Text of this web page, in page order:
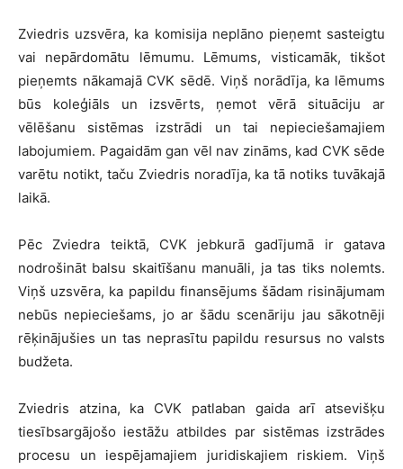
Zviedris uzsvēra, ka komisija neplāno pieņemt sasteigtu
vai nepārdomātu lēmumu. Lēmums, visticamāk, tikšot
pieņemts nākamajā CVK sēdē. Viņš norādīja, ka lēmums
būs koleģiāls un izsvērts, ņemot vērā situāciju ar
vēlēšanu sistēmas izstrādi un tai nepieciešamajiem
labojumiem. Pagaidām gan vēl nav zināms, kad CVK sēde
varētu notikt, taču Zviedris noradīja, ka tā notiks tuvākajā
laikā.
Pēc Zviedra teiktā, CVK jebkurā gadījumā ir gatava
nodrošināt balsu skaitīšanu manuāli, ja tas tiks nolemts.
Viņš uzsvēra, ka papildu finansējums šādam risinājumam
nebūs nepieciešams, jo ar šādu scenāriju jau sākotnēji
rēķinājušies un tas neprasītu papildu resursus no valsts
budžeta.
Zviedris atzina, ka CVK patlaban gaida arī atsevišķu
tiesībsargājošo iestāžu atbildes par sistēmas izstrādes
procesu un iespējamajiem juridiskajiem riskiem. Viņš